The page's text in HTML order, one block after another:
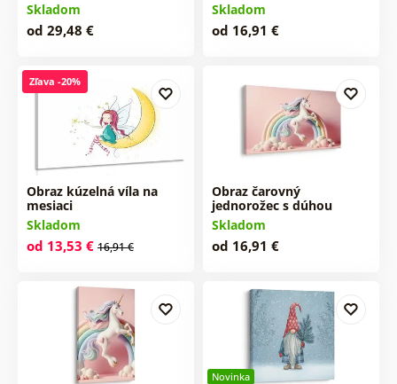
Skladom
od 29,48 €
Skladom
od 16,91 €
Zľava -20%
Obraz kúzelná víla na
mesiaci
Skladom
od 13,53 € 16,91 €
Obraz čarovný
jednorožec s dúhou
Skladom
od 16,91 €
Novinka